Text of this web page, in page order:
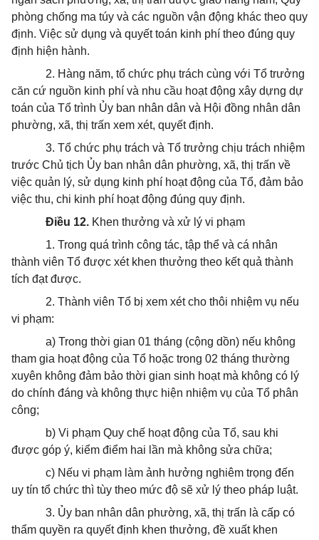
phòng chống ma túy và các nguồn vận động khác theo quy
định. Việc sử dụng và quyết toán kinh phí theo đúng quy
định hiện hành.
2. Hàng năm, tổ chức phụ trách cùng với Tổ trưởng
căn cứ nguồn kinh phí và nhu cầu hoạt động xây dựng dự
toán của Tổ trình Ủy ban nhân dân và Hội đồng nhân dân
phường, xã, thị trấn xem xét, quyết định.
3. Tổ chức phụ trách và Tổ trưởng chịu trách nhiệm
trước Chủ tịch Ủy ban nhân dân phường, xã, thị trấn về
việc quản lý, sử dụng kinh phí hoạt động của Tổ, đảm bảo
việc thu, chi kinh phí hoạt động đúng quy định.
Điều 12. Khen thưởng và xử lý vi phạm
1. Trong quá trình công tác, tập thể và cá nhân
thành viên Tổ được xét khen thưởng theo kết quả thành
tích đạt được.
2. Thành viên Tổ bị xem xét cho thôi nhiệm vụ nếu
vi phạm:
a) Trong thời gian 01 tháng (cộng dồn) nếu không
tham gia hoạt động của Tổ hoặc trong 02 tháng thường
xuyên không đảm bảo thời gian sinh hoạt mà không có lý
do chính đáng và không thực hiện nhiệm vụ của Tổ phân
công;
b) Vi phạm Quy chế hoạt động của Tổ, sau khi
được góp ý, kiểm điểm hai lần mà không sửa chữa;
c) Nếu vi phạm làm ảnh hưởng nghiêm trọng đến
uy tín tổ chức thì tùy theo mức độ sẽ xử lý theo pháp luật.
3. Ủy ban nhân dân phường, xã, thị trấn là cấp có
thẩm quyền ra quyết định khen thưởng, đề xuất khen